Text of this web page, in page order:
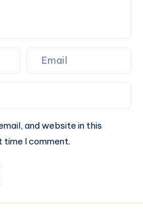
and website in this
I comment.